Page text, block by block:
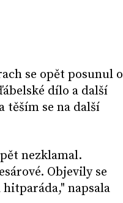
se opět posunul o
dílo a další
těším se na další
nezklamal.
Objevily se
napsala